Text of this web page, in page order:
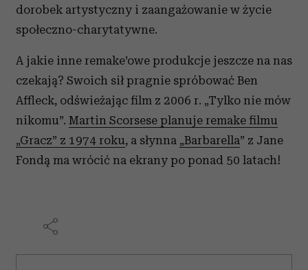
społecznościowym, reklamowym i analitycznym.
Partnerzy mogą połączyć te informacje z innymi danymi
korzystania z ich usług.
dorobek artystyczny i zaangażowanie w życie
społeczno-charytatywne.
A jakie inne remake’owe produkcje jeszcze na nas
czekają? Swoich sił pragnie spróbować Ben
Affleck, odświeżając film z 2006 r. „Tylko nie mów
nikomu”. Martin Scorsese planuje remake filmu
„Gracz” z 1974 roku, a słynna „Barbarella” z Jane
Fondą ma wrócić na ekrany po ponad 50 latach!